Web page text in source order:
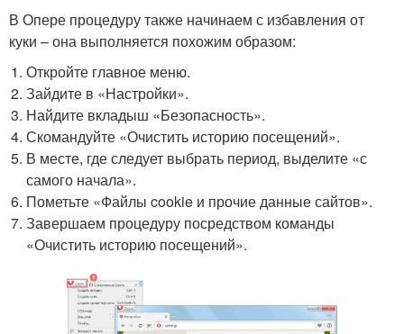
В Опере процедуру также начинаем с избавления от
куки – она выполняется похожим образом:
Откройте главное меню.
Зайдите в «Настройки».
Найдите вкладыш «Безопасность».
Скомандуйте «Очистить историю посещений».
В месте, где следует выбрать период, выделите «с
самого начала».
Пометьте «Файлы cookie и прочие данные сайтов».
Завершаем процедуру посредством команды
«Очистить историю посещений».